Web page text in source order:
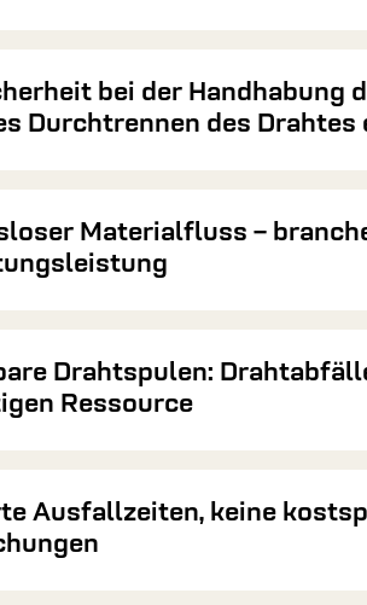
bei der Handhabung
Durchtrennen des
Materialfluss –
Drahtspulen:
Ressource
Ausfallzeiten, keine